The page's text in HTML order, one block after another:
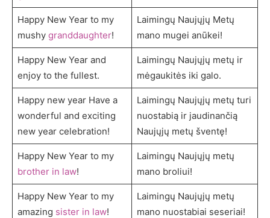
Happy New Year to my
mushy granddaughter!
Laimingų Naujųjų Metų
mano mugei anūkei!
Happy New Year and
enjoy to the fullest.
Laimingų Naujųjų metų ir
mėgaukitės iki galo.
Happy new year Have a
wonderful and exciting
new year celebration!
Laimingų Naujųjų metų turi
nuostabią ir jaudinančią
Naujųjų metų šventę!
Happy New Year to my
brother in law!
Laimingų Naujųjų metų
mano broliui!
Happy New Year to my
amazing sister in law!
Laimingų Naujųjų metų
mano nuostabiai seseriai!